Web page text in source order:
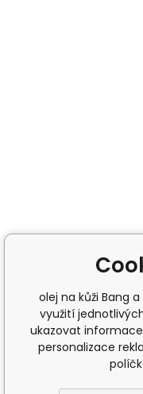
olej na kůži Bang
využití
ukazovat
personalizace